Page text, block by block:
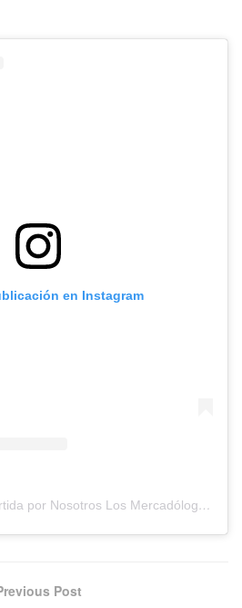
en Instagram
Una publicación compartida por Nosotros Los Mercadólogos (@losmercadologos)
Post